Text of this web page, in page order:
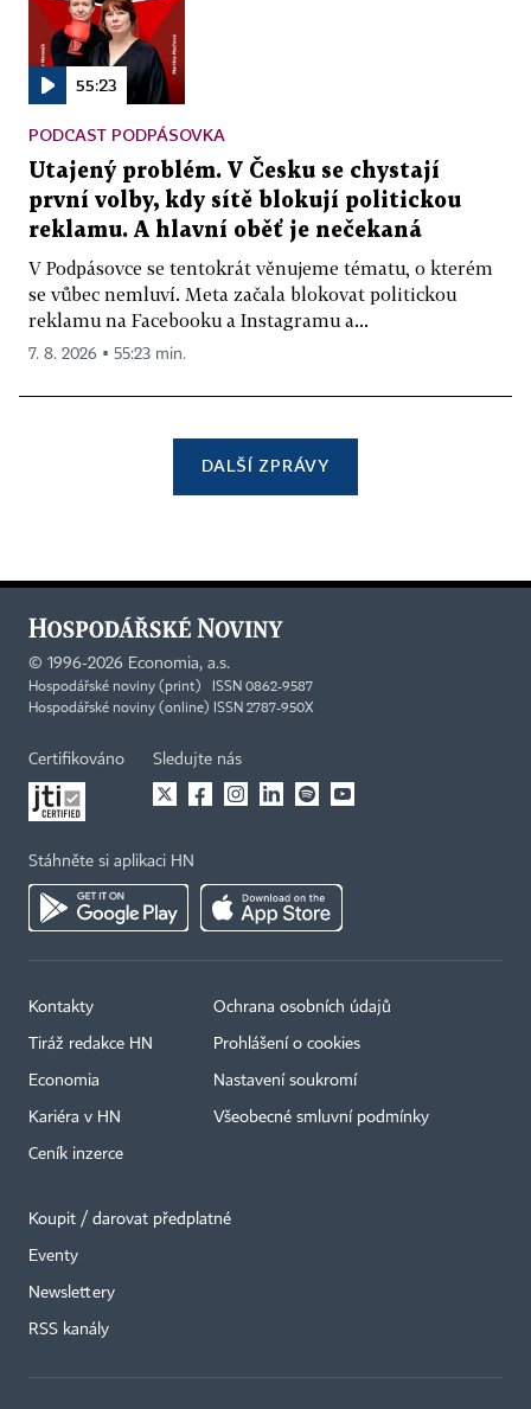
55:23
PODCAST PODPÁSOVKA
Utajený problém. V Česku se chystají
první volby, kdy sítě blokují politickou
reklamu. A hlavní oběť je nečekaná
V Podpásovce se tentokrát věnujeme tématu, o kterém
se vůbec nemluví. Meta začala blokovat politickou
reklamu na Facebooku a Instagramu a...
7. 8. 2026 ▪ 55:23 min.
DALŠÍ ZPRÁVY
© 1996-2026 Economia, a.s.
Hospodářské noviny (print) ISSN 0862-9587
Hospodářské noviny (online) ISSN 2787-950X
Certifikováno Sledujte nás
Stáhněte si aplikaci HN
Kontakty
Tiráž redakce HN
Economia
Kariéra v HN
Ceník inzerce
Ochrana osobních údajů
Prohlášení o cookies
Nastavení soukromí
Všeobecné smluvní podmínky
Koupit / darovat předplatné
Eventy
Newslettery
RSS kanály